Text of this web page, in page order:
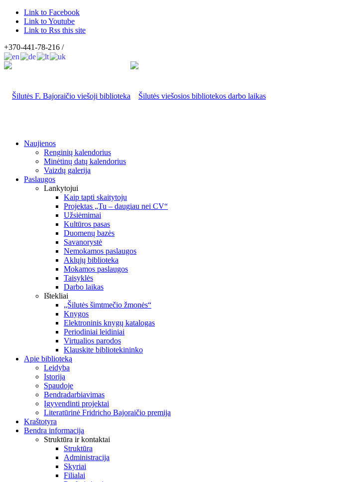
Link to Facebook
Link to Youtube
Link to Rss this site
+370-441-78-216 /
Naujienos
Renginių kalendorius
Minėtinų datų kalendorius
Vaizdų galerija
Paslaugos
Lankytojui
Kaip tapti skaitytoju
Projektas „Tu – daugiau nei CV“
Užsiėmimai
Kultūros pasas
Duomenų bazės
Savanorystė
Nemokamos paslaugos
Aklųjų biblioteka
Mokamos paslaugos
Taisyklės
Darbo laikas
Ištekliai
„Šilutės šimtmečio žmonės“
Knygos
Elektroninis knygų katalogas
Periodiniai leidiniai
Virtualios parodos
Klauskite bibliotekininko
Apie biblioteką
Leidyba
Istorija
Spaudoje
Bendradarbiavimas
Įgyvendinti projektai
Literatūrinė Fridricho Bajoraičio premija
Kraštotyra
Bendra informacija
Struktūra ir kontaktai
Struktūra
Administracija
Skyriai
Filialai